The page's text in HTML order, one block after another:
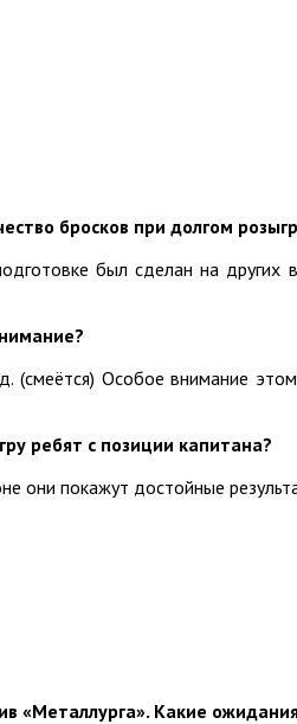
бросков при долгом
был сделан на
Особое внимание
ребят с позиции капитана?
они покажут достойные
«Металлурга». Какие